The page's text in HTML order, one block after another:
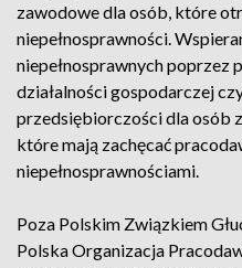
zawodowe dla osób, które
niepełnosprawności.
niepełnosprawnych poprzez
działalności gospodarczej
przedsiębiorczości dla osób
które mają zachęcać
niepełnosprawnościami.
Poza Polskim Związkiem
Polska Organizacja